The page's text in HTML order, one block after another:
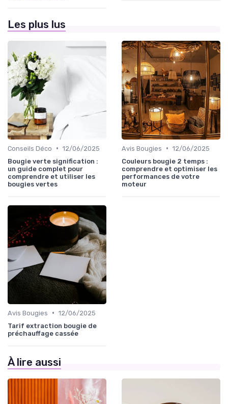
Les plus lus
Conseils Déco • 12/06/2025
Bougie verte signification :
un guide complet pour
comprendre et utiliser les
bougies vertes
Avis Bougies • 12/06/2025
Couleurs bougie 2 temps :
comprendre et optimiser les
performances de votre
moteur
Avis Bougies • 12/06/2025
Tarif extraction bougie de
préchauffage cassée
À lire aussi